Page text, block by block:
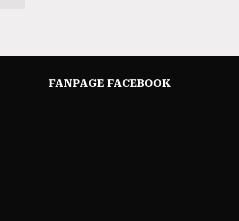
FANPAGE FACEBOOK